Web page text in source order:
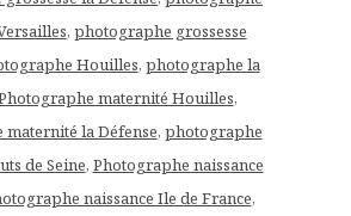
, photographe grossesse
Houilles, photographe la
maternité Houilles,
la Défense, photographe
de Seine, Photographe naissance
naissance Ile de France,